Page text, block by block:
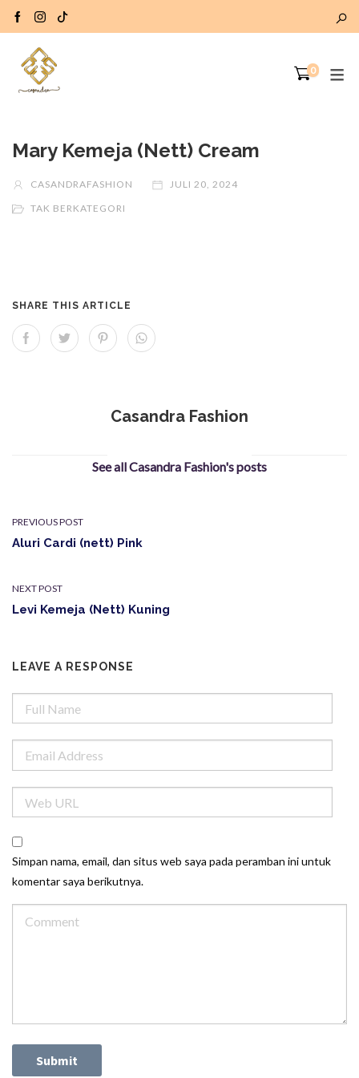
0
Mary Kemeja (Nett) Cream
CASANDRAFASHION
JULI 20, 2024
TAK BERKATEGORI
SHARE THIS ARTICLE
Casandra Fashion
See all Casandra Fashion's posts
PREVIOUS POST
Aluri Cardi (nett) Pink
NEXT POST
Levi Kemeja (Nett) Kuning
LEAVE A RESPONSE
Simpan nama, email, dan situs web saya pada peramban ini untuk
komentar saya berikutnya.